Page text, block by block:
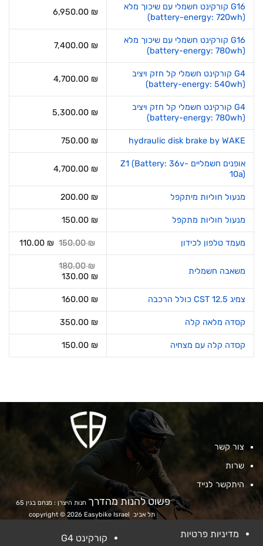
390.00 ₪.
350.00 ₪.
G16 קורקינט חשמלי עם שיכוך מלא
(battery-energy: 720wh)
6,950.00 ₪
G16 קורקינט חשמלי עם שיכוך מלא
(battery-energy: 780wh)
7,400.00 ₪
G4 קורקינט חשמלי קל חזק ויציב
(battery-energy: 540wh)
4,700.00 ₪
G4 קורקינט חשמלי קל חזק ויציב
(battery-energy: 780wh)
5,300.00 ₪
hydraulic disk brake by WAKE
750.00 ₪
אופנים חשמליים Z1 (Battery: 36v-
10a)
4,700.00 ₪
מנעול חוליות מיתקפל 200.00 ₪
מנעול חוליות מתקפל 150.00 ₪
מעמד טלפון לכידון 150.00₪
המחיר
המקורי
110.00 ₪
משאבה חשמלית
180.00₪
המחיר
המקורי
היה:
130.00 ₪
המחיר
הנוכחי
הוא:
צמיג CST 12.5 כולל הרכבה 160.00 ₪
קסדה מלאה קלה 350.00 ₪
קסדה קלה עם מצחיה 150.00 ₪
פשוט להנות מהדרך
תל אביב
צור קשר
שרות
היתקשר לנייד
מדיניות פרטיות קורקינט G4